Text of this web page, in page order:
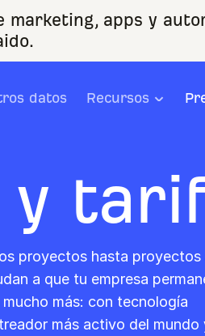
marketing, apps y
datos Recursos
y
proyectos hasta proyectos
a que tu empresa
más: con tecnología
más activo del mundo